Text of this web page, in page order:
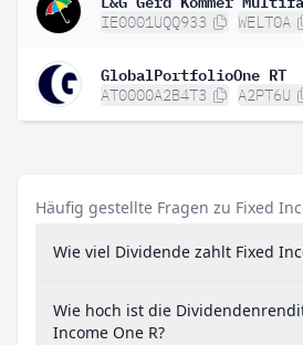
IE0001UQQ933 WELT0A
GlobalPortfolioOne RT
AT0000A2B4T3 A2PT6U
Häufig gestellte Fragen zu Fixed
Wie viel Dividende zahlt Fixed
Wie hoch ist die
Income One R?